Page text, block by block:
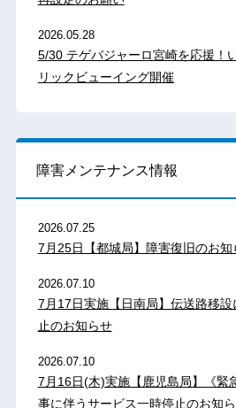
2026.05.28
5/30 テゲバジャーロ宮崎を応援
リックビューイング開催
障害メンテナンス情報
2026.07.25
7月25日【都城局】障害復旧のお知
2026.07.10
7月17日実施【日南局】伝送路移
止のお知らせ
2026.07.10
7月16日(木)実施【鹿児島局】《緊
事に伴うサービス一時停止のお知